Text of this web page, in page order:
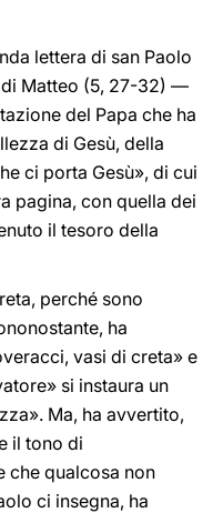
lettera di san Paolo
di Matteo (5, 27-32) —
del Papa che ha
di Gesù, della
ci porta Gesù», di cui
pagina, con quella dei
il tesoro della
perché sono
ha
vasi di creta» e
si instaura un
Ma, ha avvertito,
il tono di
che qualcosa non
ci insegna, ha